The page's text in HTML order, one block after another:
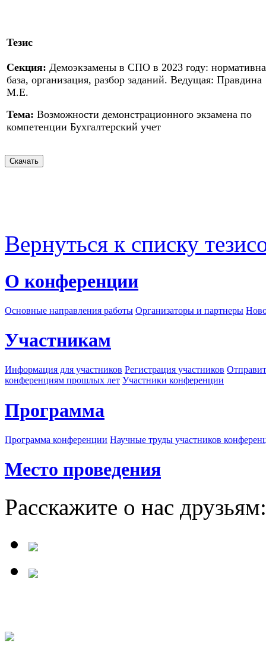
Тезис
Секция: Демоэкзамены в СПО в 2023 году:
база, организация, разбор заданий. Ведущая: Правдина
М.Е.
Тема: Возможности демонстрационного экзамена по
компетенции Бухгалтерский учет
Вернуться к списку
О конференции
Основные направления работы Организаторы и партнеры
Участникам
Информация для участников Регистрация участников
конференциям прошлых лет Участники конференции
Программа
Программа конференции Научные труды участников
Место проведения
Расскажите о нас друзьям: